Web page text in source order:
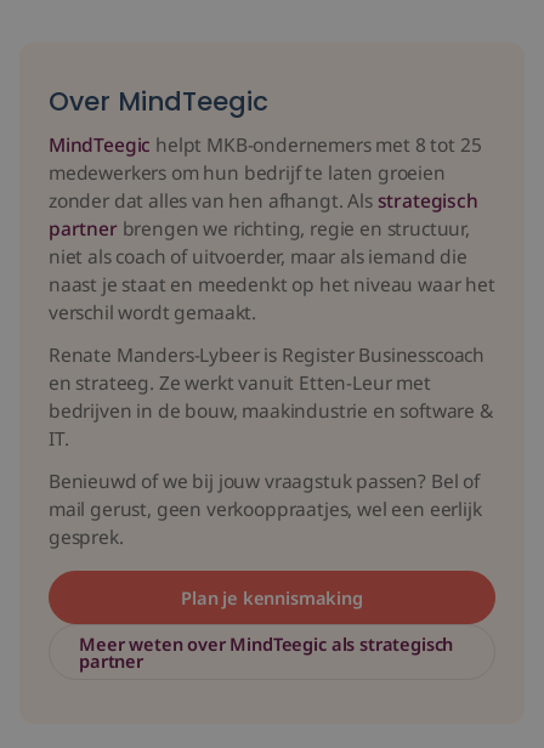
Over MindTeegic
MindTeegic helpt MKB-ondernemers met 8 tot 25
medewerkers om hun bedrijf te laten groeien
zonder dat alles van hen afhangt. Als strategisch
partner brengen we richting, regie en structuur,
niet als coach of uitvoerder, maar als iemand die
naast je staat en meedenkt op het niveau waar het
verschil wordt gemaakt.
Renate Manders-Lybeer is Register Businesscoach
en strateeg. Ze werkt vanuit Etten-Leur met
bedrijven in de bouw, maakindustrie en software &
IT.
Benieuwd of we bij jouw vraagstuk passen? Bel of
mail gerust, geen verkooppraatjes, wel een eerlijk
gesprek.
Plan je kennismaking
Meer weten over MindTeegic als strategisch
partner